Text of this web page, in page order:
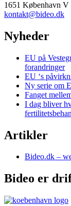
1651 København V
kontakt@bideo.dk
Nyheder
EU på
forandringer
EU ‘s
Ny serie om
Fanget
I dag bliver
Artikler
Bideo.dk –
Bideo er